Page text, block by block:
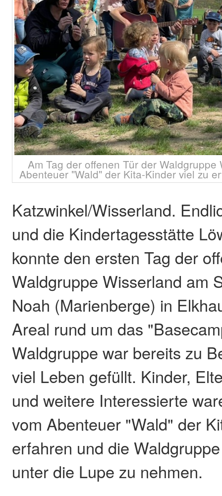
Am Tag der offenen Tür der
Abenteuer "Wald" der Kita-Kinder viel zu
Katzwinkel/Wisserland.
und die Kindertagesstätte
konnte den ersten Tag der
Waldgruppe Wisserland am
Noah (Marienberge) in
Areal rund um das
Waldgruppe war bereits zu
viel Leben gefüllt. Kinder,
und weitere Interessierte
vom Abenteuer "Wald" der
erfahren und die
unter die Lupe zu nehmen.